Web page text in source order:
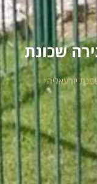
שכונת
יזרעאליה